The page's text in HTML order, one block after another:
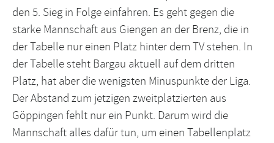
den 5. Sieg in Folge einfahren. Es geht gegen die
starke Mannschaft aus Giengen an der Brenz, die in
der Tabelle nur einen Platz hinter dem TV stehen. In
der Tabelle steht Bargau aktuell auf dem dritten
Platz, hat aber die wenigsten Minuspunkte der Liga.
Der Abstand zum jetzigen zweitplatzierten aus
Göppingen fehlt nur ein Punkt. Darum wird die
Mannschaft alles dafür tun, um einen Tabellenplatz